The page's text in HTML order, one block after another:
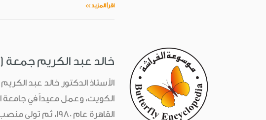
اقرأ المزيد >>
خالد عبد الكريم جمعة (1946-2013)
القاهرة عام 1980، ثم تولى منصب مدير عام معهد المخطوطات العربية الت...